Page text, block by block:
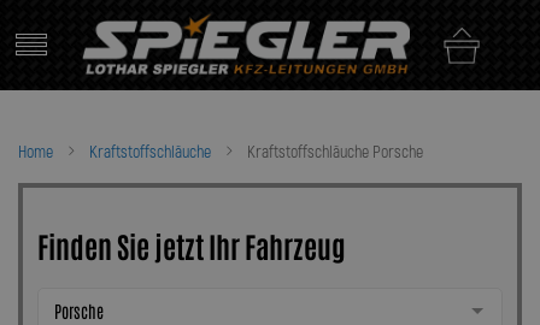
content
Home Kraftstoffschläuche Kraftstoffschläuche Porsche
Finden Sie jetzt Ihr Fahrzeug
Porsche